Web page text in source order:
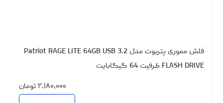
فلش مموری پتریوت مدل Patriot RAGE LITE 64GB USB 3.2
FLASH DRIVE ظرفیت 64 گیگابایت
۲،۱۸۰،۰۰۰ تومان